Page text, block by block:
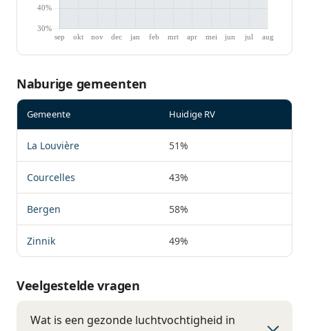
Naburige gemeenten
Gemeente Huidige RV
La Louvière 51%
Courcelles 43%
Bergen 58%
Zinnik 49%
Veelgestelde vragen
Wat is een gezonde luchtvochtigheid in